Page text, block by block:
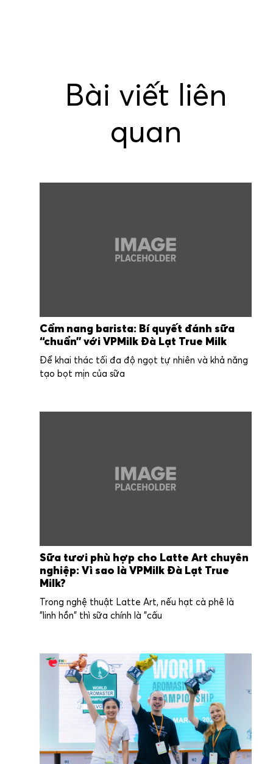
Bài viết liên
quan
Cẩm nang barista: Bí quyết đánh sữa
“chuẩn” với VPMilk Đà Lạt True Milk
Để khai thác tối đa độ ngọt tự nhiên và khả năng
tạo bọt mịn của sữa
Sữa tươi phù hợp cho Latte Art chuyên
nghiệp: Vì sao là VPMilk Đà Lạt True
Milk?
Trong nghệ thuật Latte Art, nếu hạt cà phê là
"linh hồn" thì sữa chính là "cấu